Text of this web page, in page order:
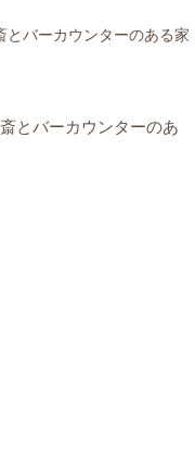
とバーカウンターのある家
とバーカウンターのあ